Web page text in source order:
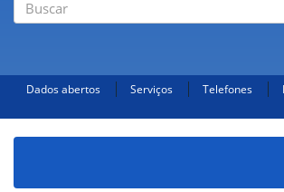
Dados abertos Serviços Telefones